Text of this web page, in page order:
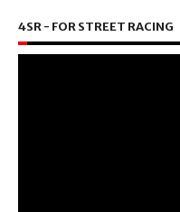
4SR - FOR STREET RACING